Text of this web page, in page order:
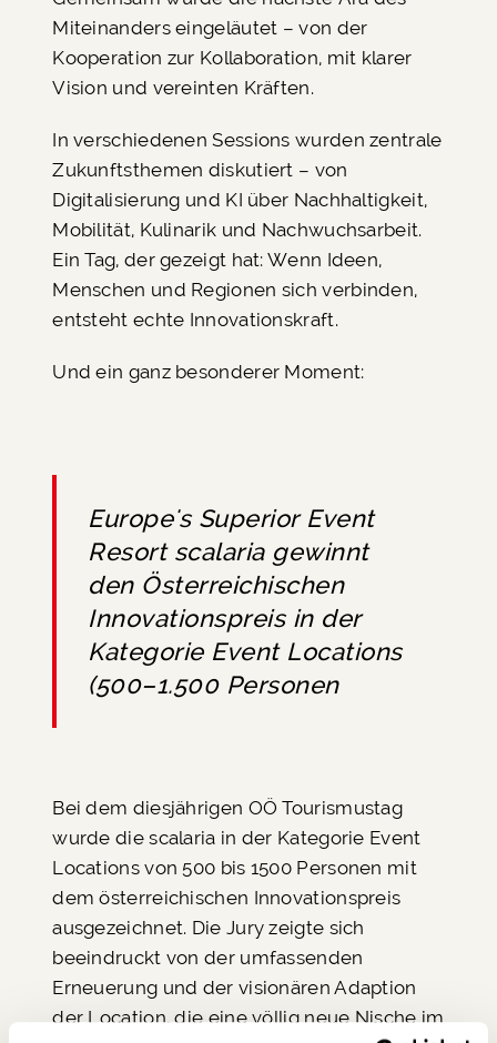
Miteinanders eingeläutet – von der
Kooperation zur Kollaboration, mit klarer
Vision und vereinten Kräften.
In verschiedenen Sessions wurden zentrale
Zukunftsthemen diskutiert – von
Digitalisierung und KI über Nachhaltigkeit,
Mobilität, Kulinarik und Nachwuchsarbeit.
Ein Tag, der gezeigt hat: Wenn Ideen,
Menschen und Regionen sich verbinden,
entsteht echte Innovationskraft.
Und ein ganz besonderer Moment:
Europe's Superior Event
Resort scalaria gewinnt
den Österreichischen
Innovationspreis in der
Kategorie Event Locations
(500–1.500 Personen
Bei dem diesjährigen OÖ Tourismustag
wurde die scalaria in der Kategorie Event
Locations von 500 bis 1500 Personen mit
dem österreichischen Innovationspreis
ausgezeichnet. Die Jury zeigte sich
beeindruckt von der umfassenden
Erneuerung und der visionären Adaption
der Location, die eine völlig neue Nische im